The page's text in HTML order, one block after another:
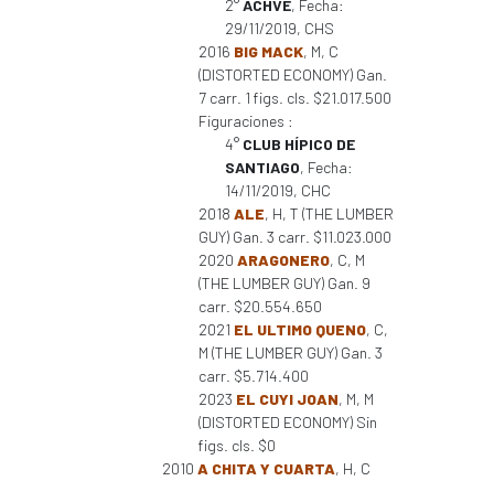
2°ACHVE, Fecha:
29/11/2019, CHS
2016 BIG MACK, M, C
(DISTORTED ECONOMY) Gan.
7 carr. 1 figs. cls. $21.017.500
Figuraciones :
4° CLUB HÍPICO DE
SANTIAGO, Fecha:
14/11/2019, CHC
2018 ALE, H, T (THE LUMBER
GUY) Gan. 3 carr. $11.023.000
2020 ARAGONERO, C, M
(THE LUMBER GUY) Gan. 9
carr. $20.554.650
2021 EL ULTIMO QUENO, C,
M (THE LUMBER GUY) Gan. 3
carr. $5.714.400
2023 EL CUYI JOAN, M, M
(DISTORTED ECONOMY) Sin
figs. cls. $0
2010 A CHITA Y CUARTA, H, C